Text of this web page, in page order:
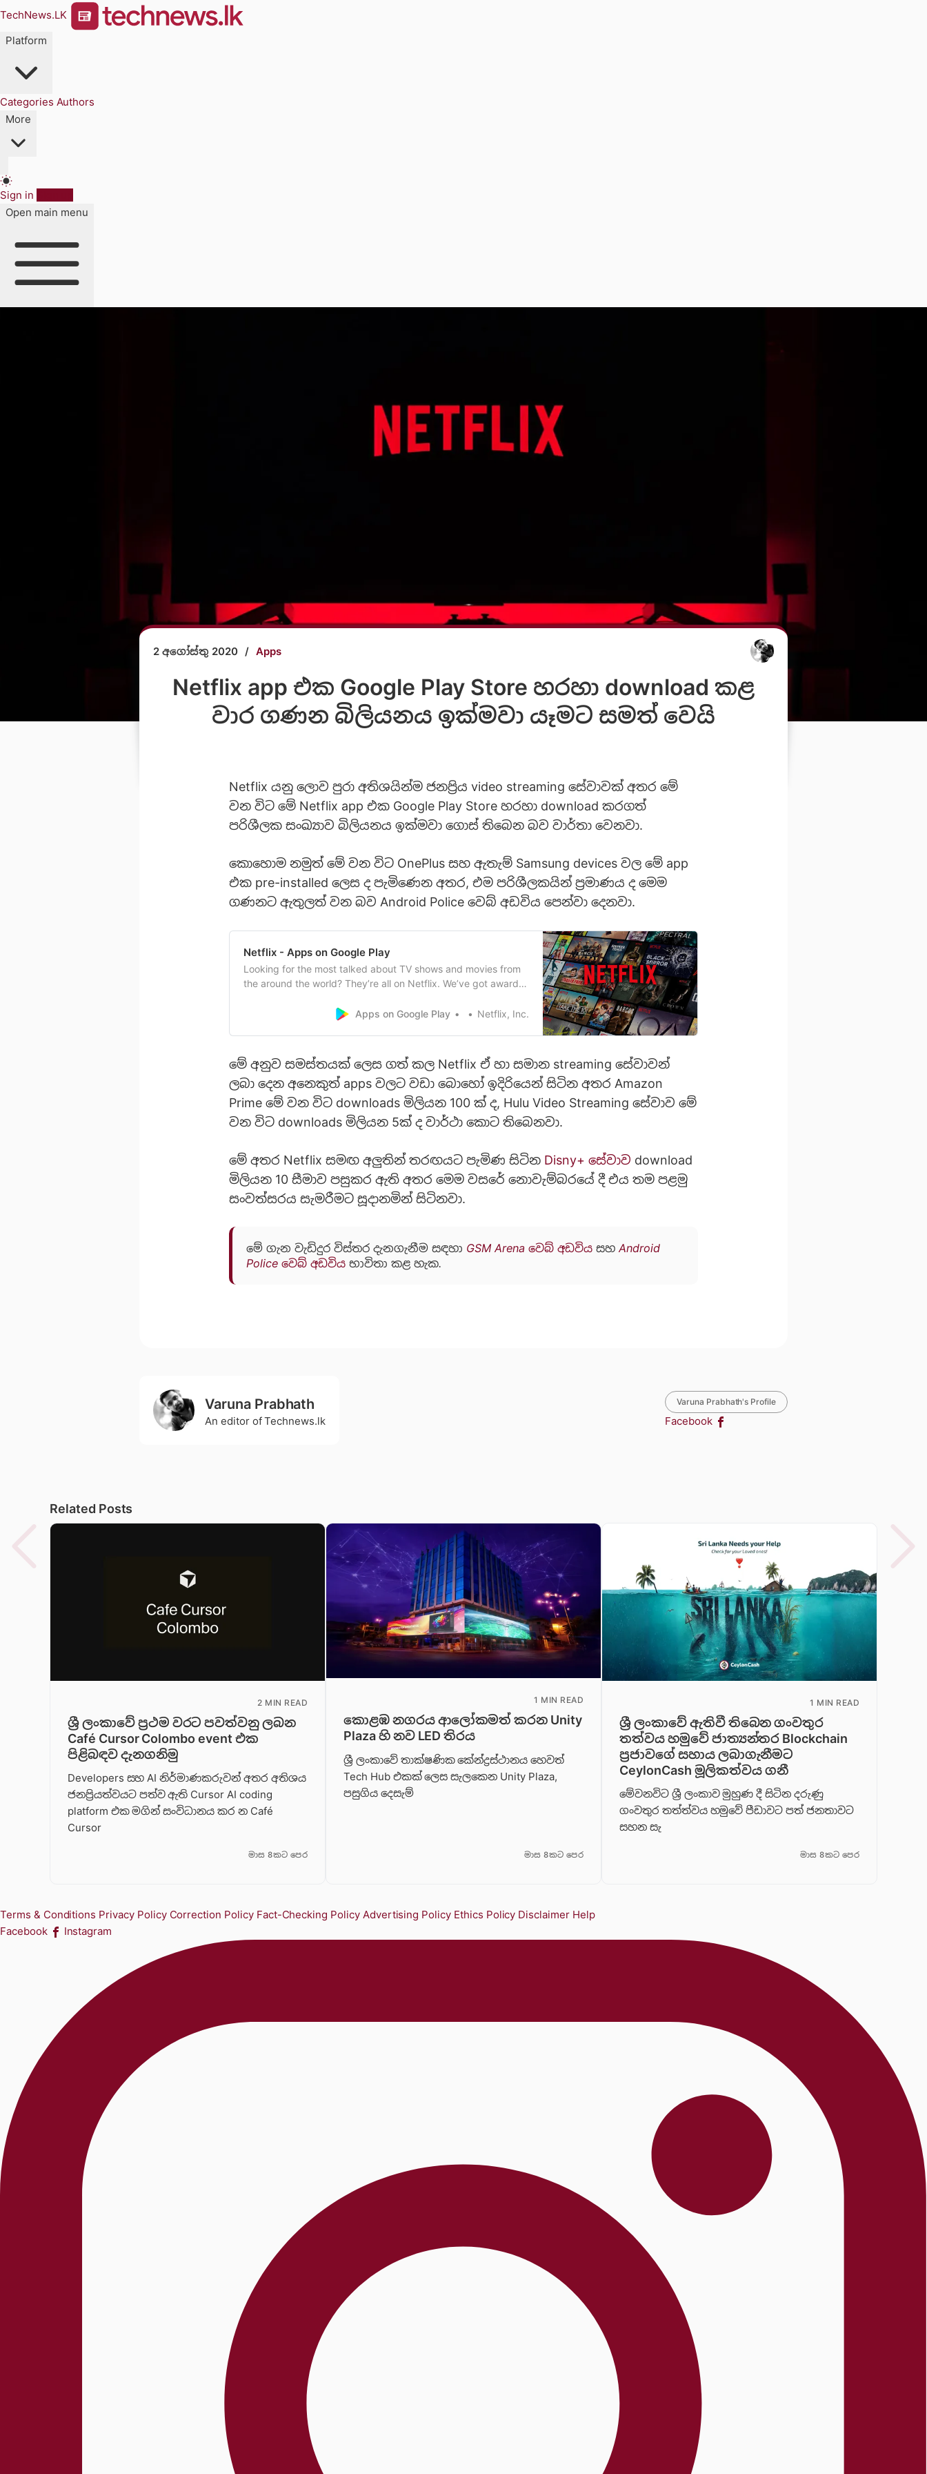
TechNews.LK
Platform
Categories Authors
More
Sign in
Open main menu
2 අගෝස්තු 2020 / Apps
Netflix app එක Google Play Store හරහා download කළ
වාර ගණන බිලියනය ඉක්මවා යෑමට සමත් වෙයි
Netflix යනු ලොව පුරා අතිශයින්ම ජනප්‍රිය video streaming සේවාවක් අතර මේ
වන විට මේ Netflix app එක Google Play Store හරහා download කරගත්
පරිශීලක සංඛ්‍යාව බිලියනය ඉක්මවා ගොස් තිබෙන බව වාර්තා වෙනවා.
කොහොම නමුත් මේ වන විට OnePlus සහ ඇතැම් Samsung devices වල මේ app
එක pre-installed ලෙස ද පැමිණෙන අතර, එම පරිශීලකයින් ප්‍රමාණය ද මෙම
ගණනට ඇතුලත් වන බව Android Police වෙබ් අඩවිය පෙන්වා දෙනවා.
Netflix - Apps on Google Play
Looking for the most talked about TV shows and movies from
the around the world? They’re all on Netflix. We’ve got award-
And with the mobile app, you get Netflix while you travel,
Apps on Google Play Netflix, Inc.
මේ අනුව සමස්තයක් ලෙස ගත් කල Netflix ඒ හා සමාන streaming සේවාවන්
ලබා දෙන අනෙකුත් apps වලට වඩා බොහෝ ඉදිරියෙන් සිටින අතර Amazon
Prime මේ වන විට downloads මිලියන 100 ක් ද, Hulu Video Streaming සේවාව මේ
වන විට downloads මිලියන 5ක් ද වාර්ථා කොට තිබෙනවා.
මේ අතර Netflix සමඟ අලුතින් තරඟයට පැමිණ සිටින Disny+ සේවාව download
මිලියන 10 සීමාව පසුකර ඇති අතර මෙම වසරේ නොවැම්බරයේ දී එය තම පළමු
සංවත්සරය සැමරීමට සූදානමින් සිටිනවා.
මේ ගැන වැඩිදුර විස්තර දැනගැනීම සඳහා GSM Arena වෙබ් අඩවිය සහ Android
Police වෙබ් අඩවිය භාවිතා කළ හැක.
Varuna Prabhath
An editor of Technews.lk
Varuna Prabhath's Profile
Facebook
Related Posts
2 MIN READ
ශ්‍රී ලංකාවේ ප්‍රථම වරට පවත්වනු ලබන
Café Cursor Colombo event එක
පිළිබඳව දැනගනිමු
Developers සහ AI නිර්මාණකරුවන් අතර අතිශය
ජනප්‍රියත්වයට පත්ව ඇති Cursor AI coding
platform එක මගින් සංවිධානය කර න Café
Cursor
මාස 8කට පෙර
1 MIN READ
කොළඹ නගරය ආලෝකමත් කරන Unity
Plaza හි නව LED තිරය
ශ්‍රී ලංකාවේ තාක්ෂණික කේන්ද්‍රස්ථානය හෙවත්
Tech Hub එකක් ලෙස සැලකෙන Unity Plaza,
පසුගිය දෙසැම්
මාස 8කට පෙර
1 MIN READ
ශ්‍රී ලංකාවේ ඇතිවී තිබෙන ගංවතුර
තත්වය හමුවේ ජාත්‍යන්තර Blockchain
ප්‍රජාවගේ සහාය ලබාගැනීමට
CeylonCash මූලිකත්වය ග​නී
මේවනවිට ශ්‍රී ලංකාව මුහුණ දී සිටින දරුණු
ගංවතුර තත්ත්වය හමුවේ පීඩාවට පත් ජනතාවට
සහන සැ
මාස 8කට පෙර
Terms & Conditions Privacy Policy Correction Policy Fact-Checking Policy Advertising Policy Ethics Policy Disclaimer Help
Facebook
Instagram